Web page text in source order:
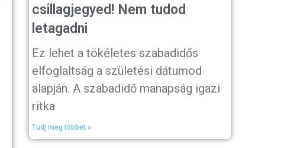
csillagjegyed! Nem tudod
letagadni
Ez lehet a tökéletes szabadidős
elfoglaltság a születési dátumod
alapján. A szabadidő manapság igazi
ritka
Tudj meg többet »